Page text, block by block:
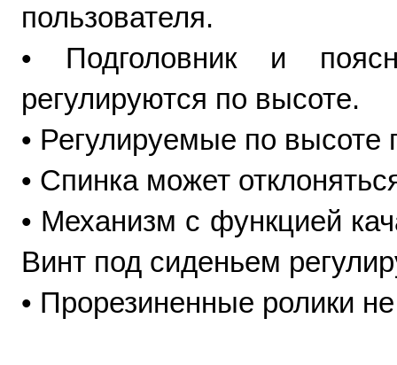
пользователя.
• Подголовник и
регулируются по высоте.
• Регулируемые по высоте
• Спинка может
• Механизм с функцией
Винт под сиденьем
• Прорезиненные ролики